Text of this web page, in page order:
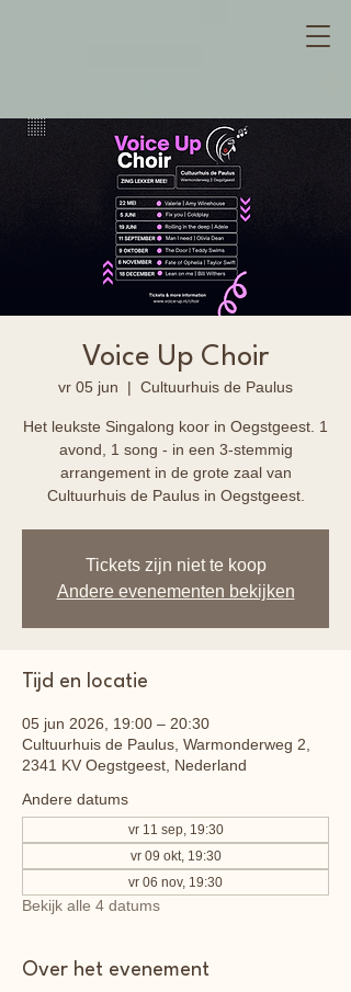
Voice Up Choir
vr 05 jun
  |
Cultuurhuis de Paulus
Het leukste Singalong koor in Oegstgeest. 1
avond, 1 song - in een 3-stemmig
arrangement in de grote zaal van
Cultuurhuis de Paulus in Oegstgeest.
Tickets zijn niet te koop
Andere evenementen bekijken
Tijd en locatie
05 jun 2026, 19:00 – 20:30
Cultuurhuis de Paulus, Warmonderweg 2,
2341 KV Oegstgeest, Nederland
Andere datums
vr 11 sep, 19:30
vr 09 okt, 19:30
vr 06 nov, 19:30
Bekijk alle 4 datums
Over het evenement